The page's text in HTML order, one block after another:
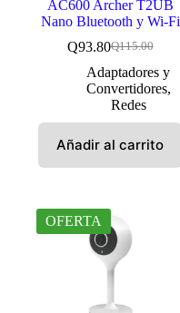
AC600 Archer T2UB
Nano Bluetooth y Wi-Fi
Q115.00
El
precio
original
era:
Q93.80El
precio
actual
es:
Adaptadores y
Convertidores,
Redes
Añadir al carrito
OFERTA